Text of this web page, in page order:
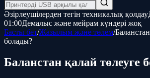
Әзірлеушілерден тегін техникалық қолдау
01:00Демалыс және мейрам күндері жоқ
Басты бет/Жазылым және төлем/
болады?
Баланстан қалай төлеуге